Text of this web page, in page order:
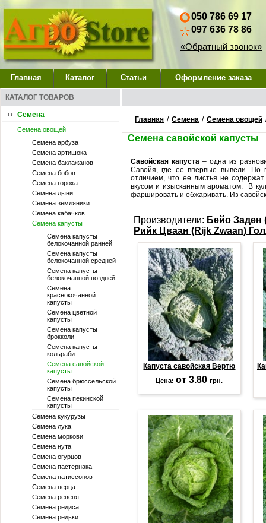
050 786 69 17
097 636 78 86
«Обратный звонок»
Главная Каталог Статьи Оформление заказа
КАТАЛОГ ТОВАРОВ
Семена
Семена овощей
Семена арбуза
Семена артишока
Семена баклажанов
Семена бобов
Семена гороха
Семена дыни
Семена земляники
Семена кабачков
Семена капусты
Семена капусты
белокочанной ранней
Семена капусты
белокочанной средней
Семена капусты
белокочанной поздней
Семена
краснокочанной
капусты
Семена цветной
капусты
Семена капусты
брокколи
Семена капусты
кольраби
Семена савойской
капусты
Семена брюссельской
капусты
Семена пекинской
капусты
Семена кукурузы
Семена лука
Семена моркови
Семена нута
Семена огурцов
Семена пастернака
Семена патиссонов
Семена перца
Семена ревеня
Семена редиса
Семена редьки
Главная / Семена / Семена овощей
Семена савойской капусты
Савойская капуста – одна из
Савойя, где ее впервые вывели. По
отличием, что ее листья не
вкусом и изысканным ароматом. В
фаршировать и обжаривать. Из
Производители: Бейо Заден
Рийк Цваан (Rijk Zwaan)
Капуста савойская Вертю
Цена:от 3.80грн.